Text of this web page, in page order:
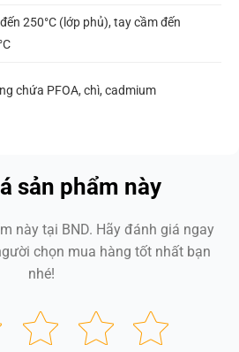
250°C (lớp phủ), tay cầm đến
chứa PFOA, chì, cadmium
sản phẩm này
này tại BND. Hãy đánh giá ngay
chọn mua hàng tốt nhất bạn
nhé!